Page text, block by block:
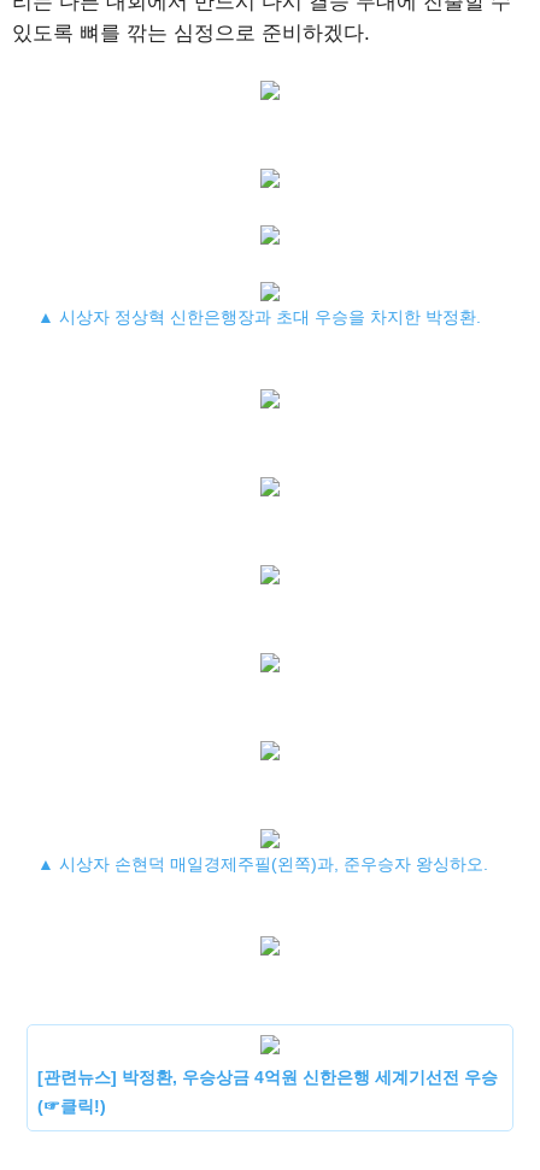
있도록 뼈를 깎는 심정으로 준비하겠다.
▲ 시상자 정상혁 신한은행장과 초대 우승을 차지한 박정환.
▲ 시상자 손현덕 매일경제주필(왼쪽)과, 준우승자 왕싱하오.
[관련뉴스] 박정환, 우승상금 4억원 신한은행 세계기선전 우승
(☞클릭!)